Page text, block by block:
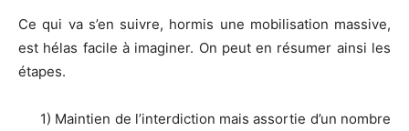
Ce qui va s’en suivre, hormis une mobilisation massive,
est hélas facile à imaginer. On peut en résumer ainsi les
étapes.
1) Maintien de l’interdiction mais assortie d’un nombre